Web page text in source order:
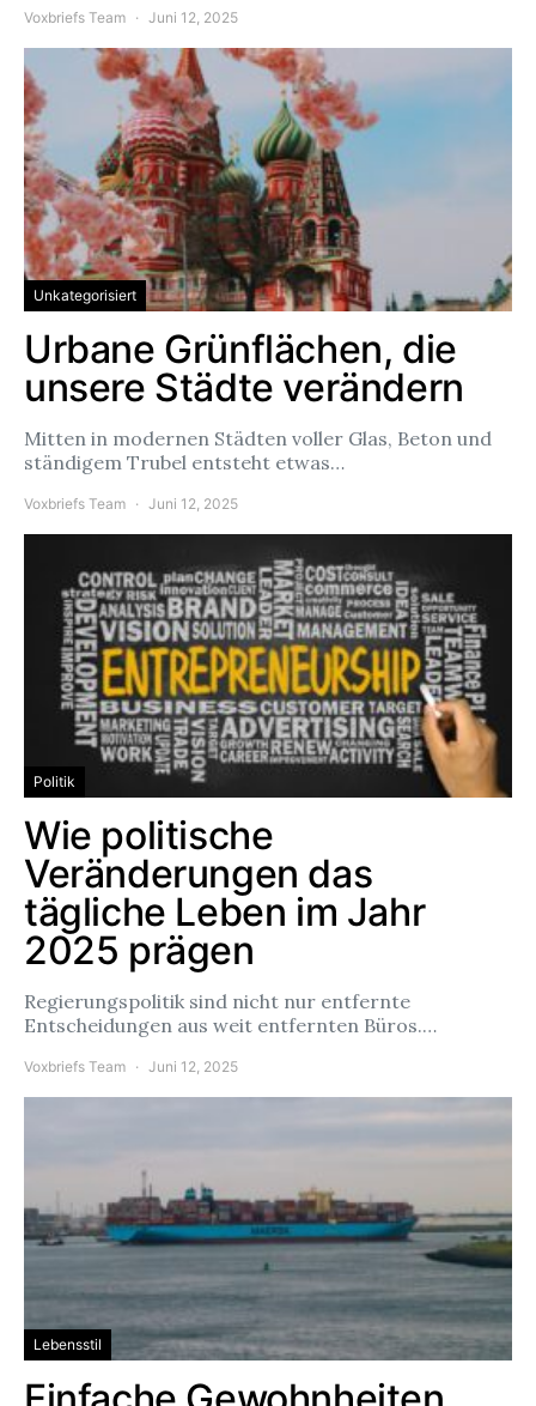
Voxbriefs Team Juni 12, 2025
Unkategorisiert
Urbane Grünflächen, die
unsere Städte verändern
Mitten in modernen Städten voller Glas, Beton und
ständigem Trubel entsteht etwas…
Voxbriefs Team Juni 12, 2025
Politik
Wie politische
Veränderungen das
tägliche Leben im Jahr
2025 prägen
Regierungspolitik sind nicht nur entfernte
Entscheidungen aus weit entfernten Büros.…
Voxbriefs Team Juni 12, 2025
Lebensstil